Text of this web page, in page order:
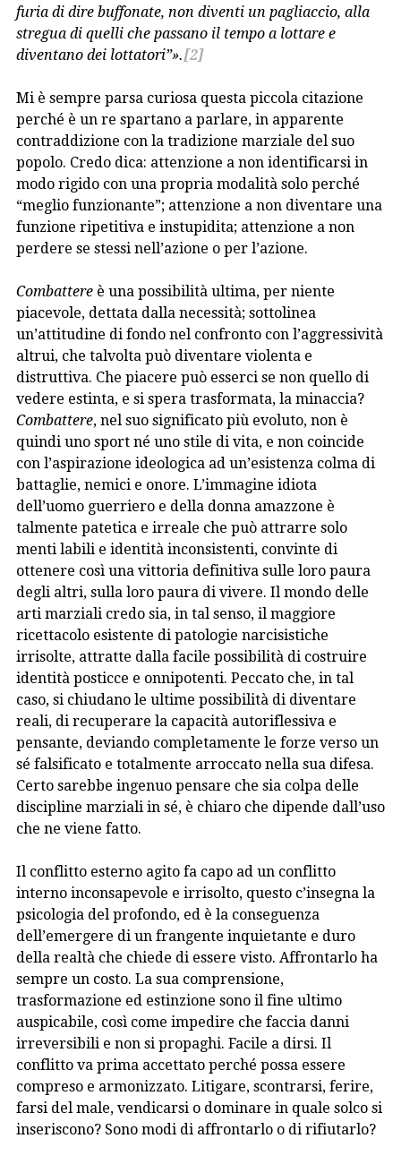
furia di dire buffonate, non diventi un pagliaccio, alla
stregua di quelli che passano il tempo a lottare e
diventano dei lottatori”».[2]
Mi è sempre parsa curiosa questa piccola citazione
perché è un re spartano a parlare, in apparente
contraddizione con la tradizione marziale del suo
popolo. Credo dica: attenzione a non identificarsi in
modo rigido con una propria modalità solo perché
“meglio funzionante”; attenzione a non diventare una
funzione ripetitiva e instupidita; attenzione a non
perdere se stessi nell’azione o per l’azione.
Combattere è una possibilità ultima, per niente
piacevole, dettata dalla necessità; sottolinea
un’attitudine di fondo nel confronto con l’aggressività
altrui, che talvolta può diventare violenta e
distruttiva. Che piacere può esserci se non quello di
vedere estinta, e si spera trasformata, la minaccia?
Combattere, nel suo significato più evoluto, non è
quindi uno sport né uno stile di vita, e non coincide
con l’aspirazione ideologica ad un’esistenza colma di
battaglie, nemici e onore. L’immagine idiota
dell’uomo guerriero e della donna amazzone è
talmente patetica e irreale che può attrarre solo
menti labili e identità inconsistenti, convinte di
ottenere così una vittoria definitiva sulle loro paura
degli altri, sulla loro paura di vivere. Il mondo delle
arti marziali credo sia, in tal senso, il maggiore
ricettacolo esistente di patologie narcisistiche
irrisolte, attratte dalla facile possibilità di costruire
identità posticce e onnipotenti. Peccato che, in tal
caso, si chiudano le ultime possibilità di diventare
reali, di recuperare la capacità autoriflessiva e
pensante, deviando completamente le forze verso un
sé falsificato e totalmente arroccato nella sua difesa.
Certo sarebbe ingenuo pensare che sia colpa delle
discipline marziali in sé, è chiaro che dipende dall’uso
che ne viene fatto.
Il conflitto esterno agito fa capo ad un conflitto
interno inconsapevole e irrisolto, questo c’insegna la
psicologia del profondo, ed è la conseguenza
dell’emergere di un frangente inquietante e duro
della realtà che chiede di essere visto. Affrontarlo ha
sempre un costo. La sua comprensione,
trasformazione ed estinzione sono il fine ultimo
auspicabile, così come impedire che faccia danni
irreversibili e non si propaghi. Facile a dirsi. Il
conflitto va prima accettato perché possa essere
compreso e armonizzato. Litigare, scontrarsi, ferire,
farsi del male, vendicarsi o dominare in quale solco si
inseriscono? Sono modi di affrontarlo o di rifiutarlo?